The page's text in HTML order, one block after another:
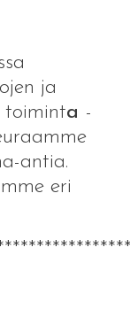
ja
toiminta -
antia.
eri